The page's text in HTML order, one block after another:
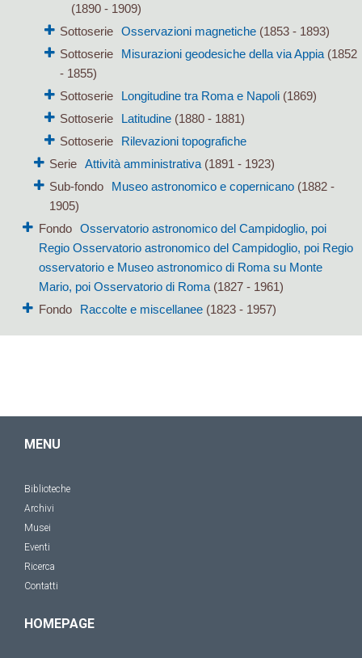
(1890 - 1909)
Sottoserie
Osservazioni magnetiche (1853 - 1893)
Sottoserie
Misurazioni geodesiche della via Appia (1852
- 1855)
Sottoserie
Longitudine tra Roma e Napoli (1869)
Sottoserie
Latitudine (1880 - 1881)
Sottoserie
Rilevazioni topografiche
Serie Attività amministrativa(1891 - 1923)
Sub-fondo
Museo astronomico e copernicano(1882 -
1905)
Fondo
Osservatorio astronomico del Campidoglio, poi
Regio Osservatorio astronomico del Campidoglio, poi Regio
osservatorio e Museo astronomico di Roma su Monte
Mario, poi Osservatorio di Roma(1827 - 1961)
Fondo
Raccolte e miscellanee(1823 - 1957)
MENU
Biblioteche
Archivi
Musei
Eventi
Ricerca
Contatti
HOMEPAGE